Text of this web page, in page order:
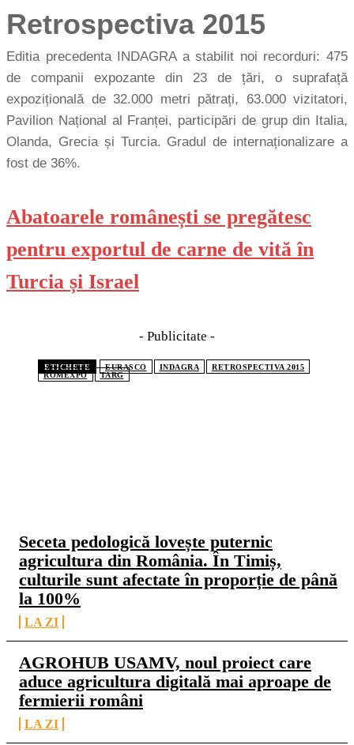
Seceta pedologică lovește puternic
agricultura din România. În Timiș,
culturile sunt afectate în proporție de până
la 100%
LA ZI
AGROHUB USAMV, noul proiect care
aduce agricultura digitală mai aproape de
fermierii români
LA ZI
Retrospectiva 2015
Editia precedenta INDAGRA a stabilit noi recorduri: 475
de companii expozante din 23 de țări, o suprafață
expozițională de 32.000 metri pătrați, 63.000 vizitatori,
Pavilion Național al Franței, participări de grup din Italia,
Olanda, Grecia și Turcia. Gradul de internaționalizare a
fost de 36%.
Abatoarele românești se pregătesc
pentru exportul de carne de vită în
Turcia și Israel
- Publicitate -
ETICHETE EURASCO INDAGRA
RETROSPECTIVA 2015
ROMEXPO
TARG